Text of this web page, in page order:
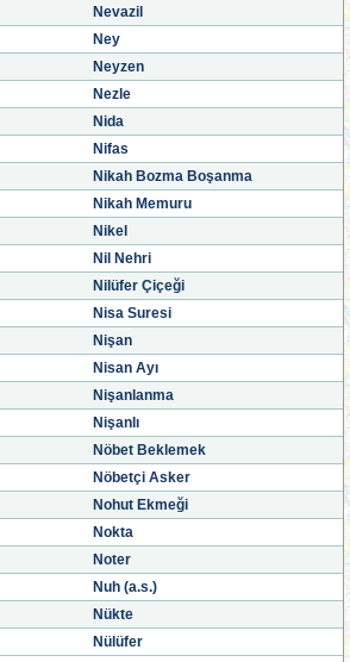
Nevazil
Ney
Neyzen
Nezle
Nida
Nifas
Nikah Bozma Boşanma
Nikah Memuru
Nikel
Nil Nehri
Nilüfer Çiçeği
Nisa Suresi
Nişan
Nisan Ayı
Nişanlanma
Nişanlı
Nöbet Beklemek
Nöbetçi Asker
Nohut Ekmeği
Nokta
Noter
Nuh (a.s.)
Nükte
Nülüfer